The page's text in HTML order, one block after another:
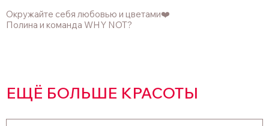
Окружайте себя любовью и цветами❤️
Полина и команда WHY NOT?
ЕЩЁ БОЛЬШЕ КРАСОТЫ